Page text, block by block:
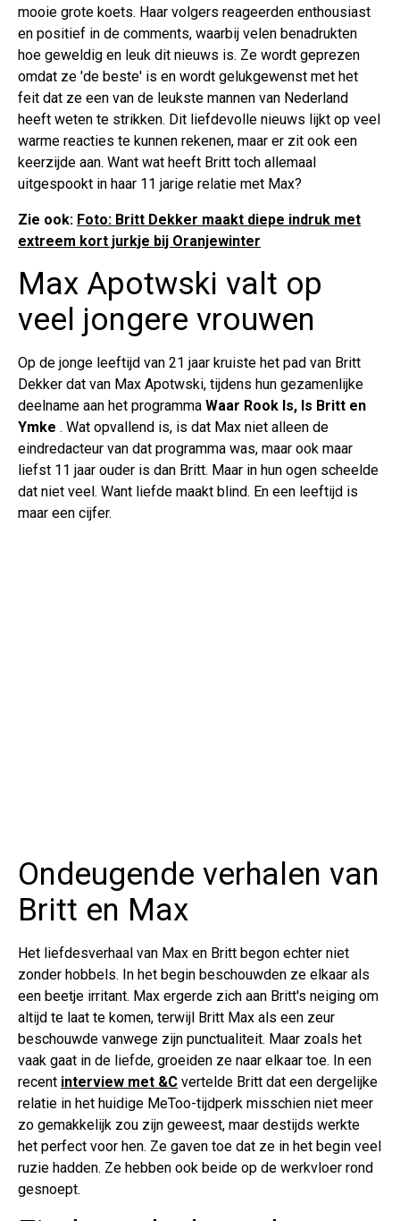
mooie grote koets. Haar volgers reageerden enthousiast
en positief in de comments, waarbij velen benadrukten
hoe geweldig en leuk dit nieuws is. Ze wordt geprezen
omdat ze 'de beste' is en wordt gelukgewenst met het
feit dat ze een van de leukste mannen van Nederland
heeft weten te strikken. Dit liefdevolle nieuws lijkt op veel
warme reacties te kunnen rekenen, maar er zit ook een
keerzijde aan. Want wat heeft Britt toch allemaal
uitgespookt in haar 11 jarige relatie met Max?
Zie ook: Foto: Britt Dekker maakt diepe indruk met
extreem kort jurkje bij Oranjewinter
Max Apotwski valt op
veel jongere vrouwen
Op de jonge leeftijd van 21 jaar kruiste het pad van Britt
Dekker dat van Max Apotwski, tijdens hun gezamenlijke
deelname aan het programma Waar Rook Is, Is Britt en
Ymke . Wat opvallend is, is dat Max niet alleen de
eindredacteur van dat programma was, maar ook maar
liefst 11 jaar ouder is dan Britt. Maar in hun ogen scheelde
dat niet veel. Want liefde maakt blind. En een leeftijd is
maar een cijfer.
Ondeugende verhalen van
Britt en Max
Het liefdesverhaal van Max en Britt begon echter niet
zonder hobbels. In het begin beschouwden ze elkaar als
een beetje irritant. Max ergerde zich aan Britt's neiging om
altijd te laat te komen, terwijl Britt Max als een zeur
beschouwde vanwege zijn punctualiteit. Maar zoals het
vaak gaat in de liefde, groeiden ze naar elkaar toe. In een
recent interview met &C vertelde Britt dat een dergelijke
relatie in het huidige MeToo-tijdperk misschien niet meer
zo gemakkelijk zou zijn geweest, maar destijds werkte
het perfect voor hen. Ze gaven toe dat ze in het begin veel
ruzie hadden. Ze hebben ook beide op de werkvloer rond
gesnoept.